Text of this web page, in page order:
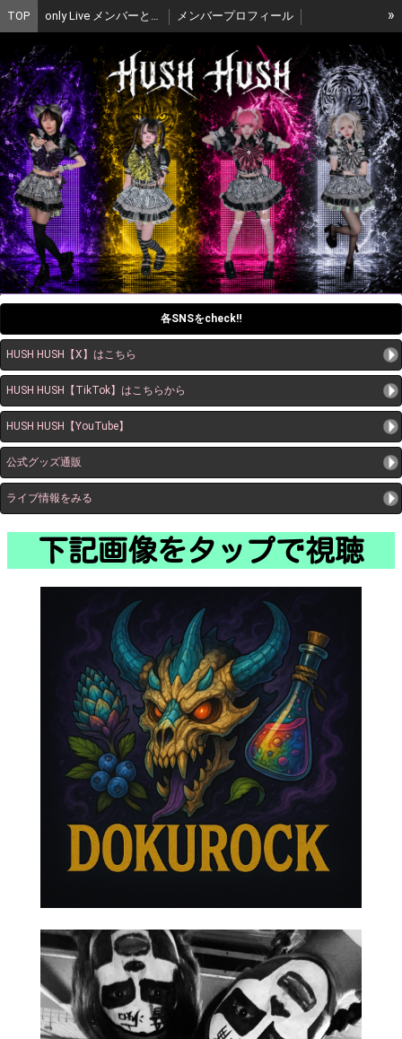
TOP only Live メンバーと通話ができる！ メンバープロフィール
ライブカレンダー オンライン限定チェキ購入
Online-Exclusive Cheki Purchase 生誕クラウドファンディング開催中
Birthday Crowdfunding Now Open! 🎉 公式グッズ通販 お問い合わせ
ゆにぴ Profile ばーぴーProfile 紫雨 Profile 前立ゆのProfile
»
各SNSをcheck‼︎
HUSH HUSH【X】はこちら
HUSH HUSH【TikTok】はこちらから
HUSH HUSH【YouTube】
公式グッズ通販
ライブ情報をみる
下記画像をタップで視聴